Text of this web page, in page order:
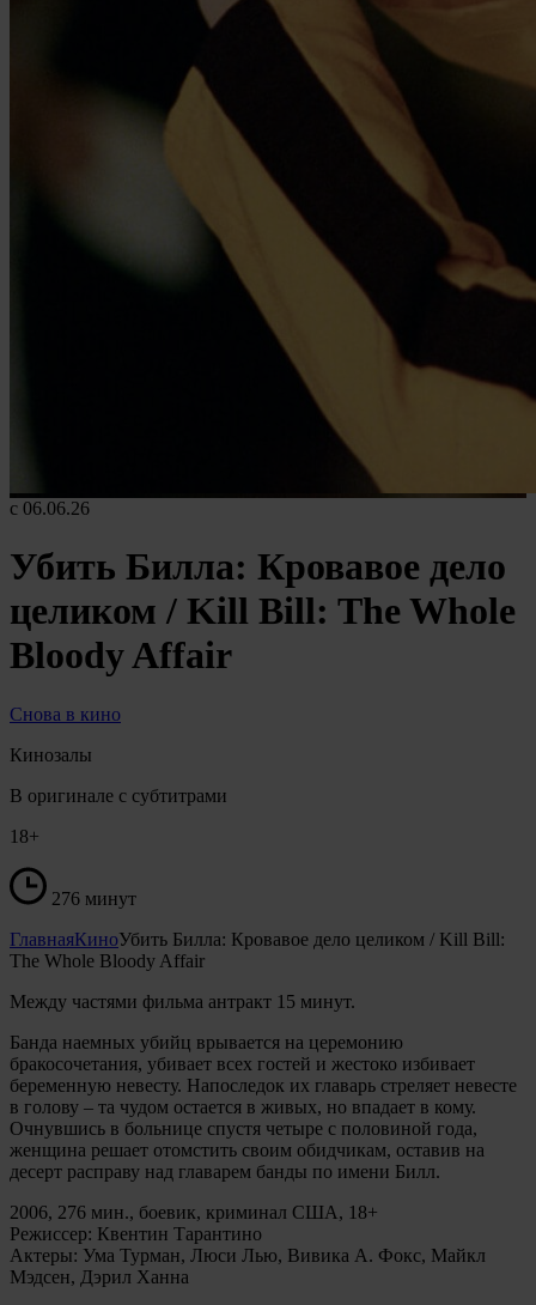
с 06.06.26
Убить Билла: Кровавое дело
целиком / Kill Bill: The Whole
Bloody Affair
Снова в кино
Кинозалы
В оригинале с субтитрами
18+
276 минут
ГлавнаяКиноУбить Билла: Кровавое дело целиком / Kill Bill:
The Whole Bloody Affair
Между частями фильма антракт 15 минут.
Банда наемных убийц врывается на церемонию
бракосочетания, убивает всех гостей и жестоко избивает
беременную невесту. Напоследок их главарь стреляет невесте
в голову – та чудом остается в живых, но впадает в кому.
Очнувшись в больнице спустя четыре с половиной года,
женщина решает отомстить своим обидчикам, оставив на
десерт расправу над главарем банды по имени Билл.
2006, 276 мин., боевик, криминал США, 18+
Режиссер: Квентин Тарантино
Актеры: Ума Турман, Люси Лью, Вивика А. Фокс, Майкл
Мэдсен, Дэрил Ханна